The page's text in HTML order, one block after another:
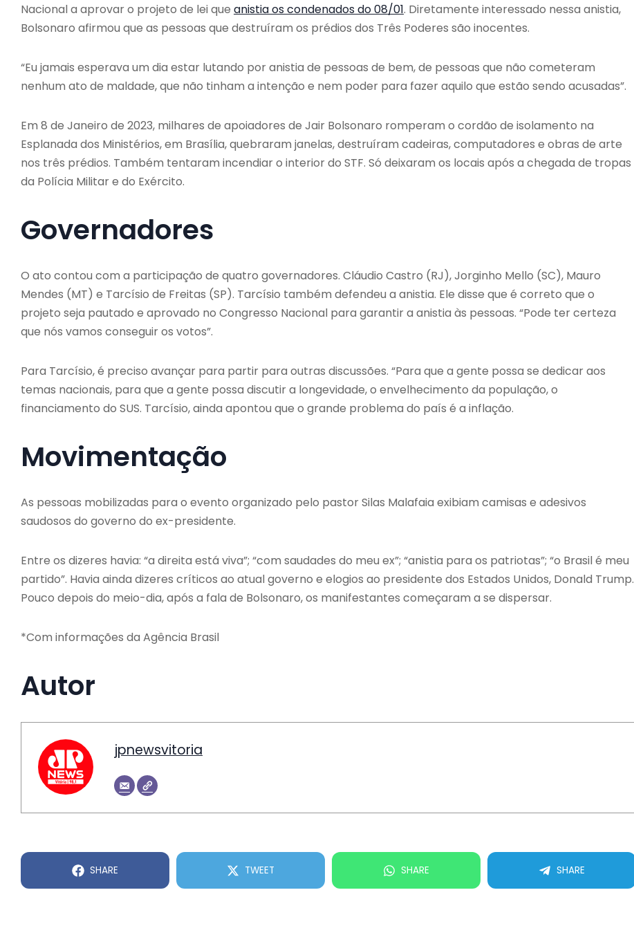
Nacional a aprovar o projeto de lei que anistia os condenados do 08/01. Diretamente interessado nessa anistia,
Bolsonaro afirmou que as pessoas que destruíram os prédios dos Três Poderes são inocentes.
“Eu jamais esperava um dia estar lutando por anistia de pessoas de bem, de pessoas que não cometeram
nenhum ato de maldade, que não tinham a intenção e nem poder para fazer aquilo que estão sendo acusadas”.
Em 8 de Janeiro de 2023, milhares de apoiadores de Jair Bolsonaro romperam o cordão de isolamento na
Esplanada dos Ministérios, em Brasília, quebraram janelas, destruíram cadeiras, computadores e obras de arte
nos três prédios. Também tentaram incendiar o interior do STF. Só deixaram os locais após a chegada de tropas
da Polícia Militar e do Exército.
Governadores
O ato contou com a participação de quatro governadores. Cláudio Castro (RJ), Jorginho Mello (SC), Mauro
Mendes (MT) e Tarcísio de Freitas (SP). Tarcísio também defendeu a anistia. Ele disse que é correto que o
projeto seja pautado e aprovado no Congresso Nacional para garantir a anistia às pessoas. “Pode ter certeza
que nós vamos conseguir os votos”.
Para Tarcísio, é preciso avançar para partir para outras discussões. “Para que a gente possa se dedicar aos
temas nacionais, para que a gente possa discutir a longevidade, o envelhecimento da população, o
financiamento do SUS. Tarcísio, ainda apontou que o grande problema do país é a inflação.
Movimentação
As pessoas mobilizadas para o evento organizado pelo pastor Silas Malafaia exibiam camisas e adesivos
saudosos do governo do ex-presidente.
Entre os dizeres havia: “a direita está viva”; “com saudades do meu ex”; “anistia para os patriotas”; “o Brasil é meu
partido”. Havia ainda dizeres críticos ao atual governo e elogios ao presidente dos Estados Unidos, Donald Trump.
Pouco depois do meio-dia, após a fala de Bolsonaro, os manifestantes começaram a se dispersar.
*Com informações da Agência Brasil
Autor
jpnewsvitoria
SHARE TWEET SHARE SHARE